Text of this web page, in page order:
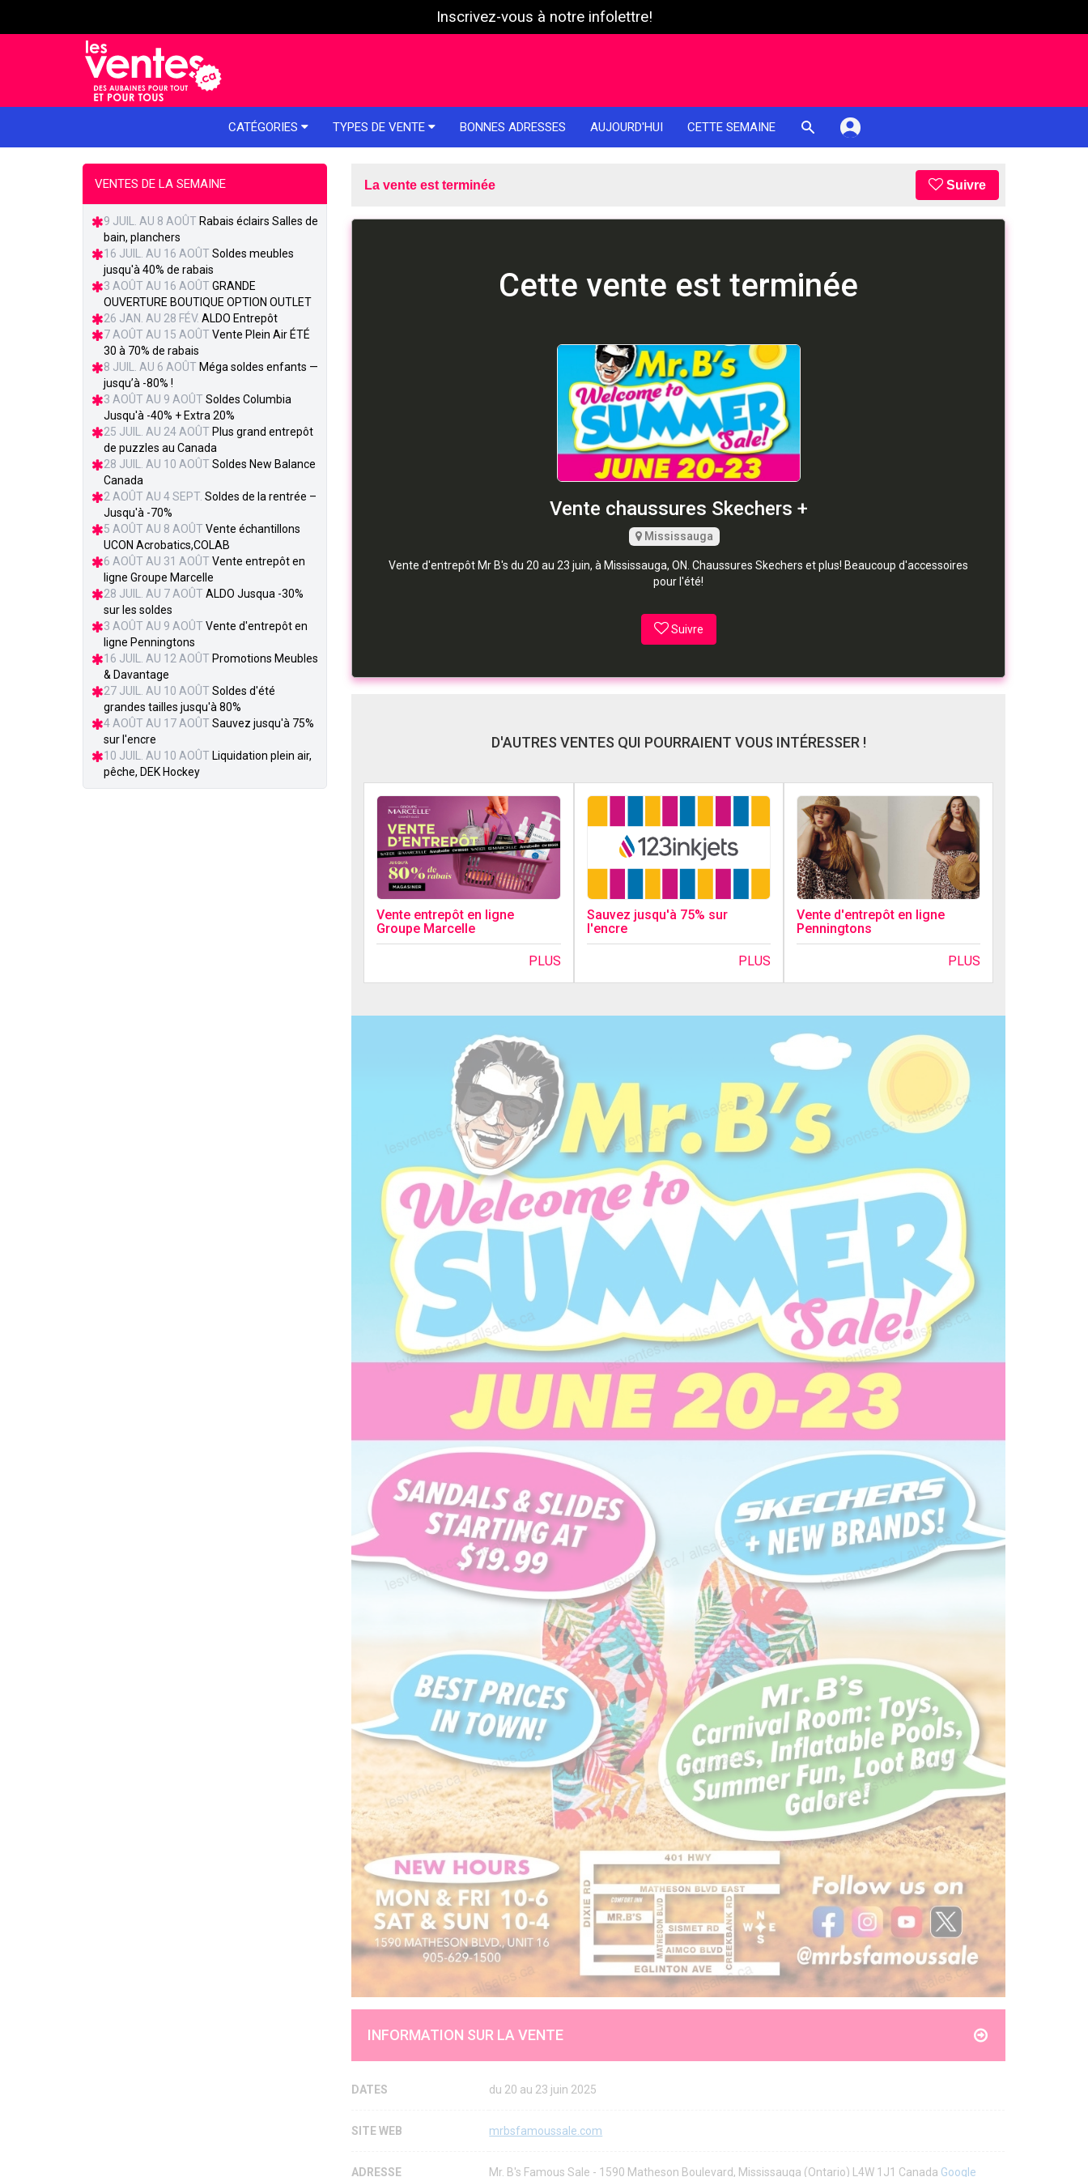
Inscrivez-vous à notre infolettre!
CATÉGORIES TYPES DE VENTE BONNES ADRESSES AUJOURD'HUI CETTE SEMAINE
La vente est terminée Suivre
Cette vente est terminée
Vente chaussures Skechers +
Mississauga
Vente d'entrepôt Mr B's du 20 au 23 juin, à Mississauga, ON. Chaussures Skechers et plus! Beaucoup d'accessoires
pour l'été!
Suivre
D'AUTRES VENTES QUI POURRAIENT VOUS INTÉRESSER !
Vente entrepôt en ligne
Groupe Marcelle
PLUS
Sauvez jusqu'à 75% sur
l'encre
PLUS
Vente d'entrepôt en ligne
Penningtons
PLUS
INFORMATION SUR LA VENTE
DATES du 20 au 23 juin 2025
SITE WEB mrbsfamoussale.com
ADRESSE Mr. B's Famous Sale - 1590 Matheson Boulevard, Mississauga (Ontario) L4W 1J1 Canada Google
VENTES DE LA SEMAINE
9 JUIL. AU 8 AOÛT Rabais éclairs Salles de
bain, planchers
16 JUIL. AU 16 AOÛT Soldes meubles
jusqu'à 40% de rabais
3 AOÛT AU 16 AOÛT GRANDE
OUVERTURE BOUTIQUE OPTION OUTLET
26 JAN. AU 28 FÉV. ALDO Entrepôt
7 AOÛT AU 15 AOÛT Vente Plein Air ÉTÉ
30 à 70% de rabais
8 JUIL. AU 6 AOÛT Méga soldes enfants —
jusqu’à -80% !
3 AOÛT AU 9 AOÛT Soldes Columbia
Jusqu'à -40% + Extra 20%
25 JUIL. AU 24 AOÛT Plus grand entrepôt
de puzzles au Canada
28 JUIL. AU 10 AOÛT Soldes New Balance
Canada
2 AOÛT AU 4 SEPT. Soldes de la rentrée –
Jusqu'à -70%
5 AOÛT AU 8 AOÛT Vente échantillons
UCON Acrobatics,COLAB
6 AOÛT AU 31 AOÛT Vente entrepôt en
ligne Groupe Marcelle
28 JUIL. AU 7 AOÛT ALDO Jusqua -30%
sur les soldes
3 AOÛT AU 9 AOÛT Vente d'entrepôt en
ligne Penningtons
16 JUIL. AU 12 AOÛT Promotions Meubles
& Davantage
27 JUIL. AU 10 AOÛT Soldes d'été
grandes tailles jusqu'à 80%
4 AOÛT AU 17 AOÛT Sauvez jusqu'à 75%
sur l'encre
10 JUIL. AU 10 AOÛT Liquidation plein air,
pêche, DEK Hockey